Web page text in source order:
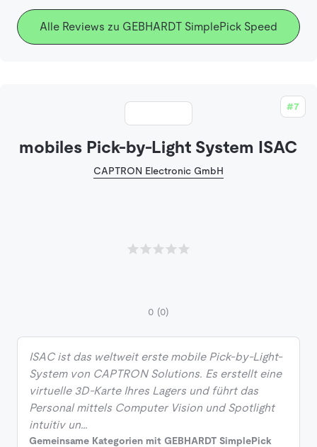
Alle Reviews zu GEBHARDT SimplePick Speed
#7
mobiles Pick-by-Light System ISAC
CAPTRON Electronic GmbH
0 (0)
ISAC ist das weltweit erste mobile Pick-by-Light-
System von CAPTRON Solutions. Es erstellt eine
virtuelle 3D-Karte Ihres Lagers und führt das
Personal mittels Computer Vision und Spotlight
intuitiv un…
Gemeinsame Kategorien mit GEBHARDT SimplePick